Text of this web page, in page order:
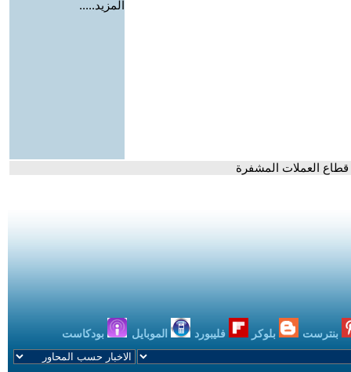
المزيد.....
قطاع العملات المشفرة
بنترست بلوكر فليبورد الموبايل بودكاست